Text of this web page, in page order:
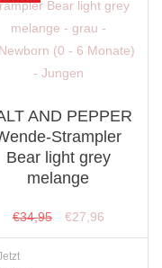
AND PEPPER
Strampler
Bear light grey
melange
€34,95
Ursprünglicher
Preis
€27,96Aktueller
Preis